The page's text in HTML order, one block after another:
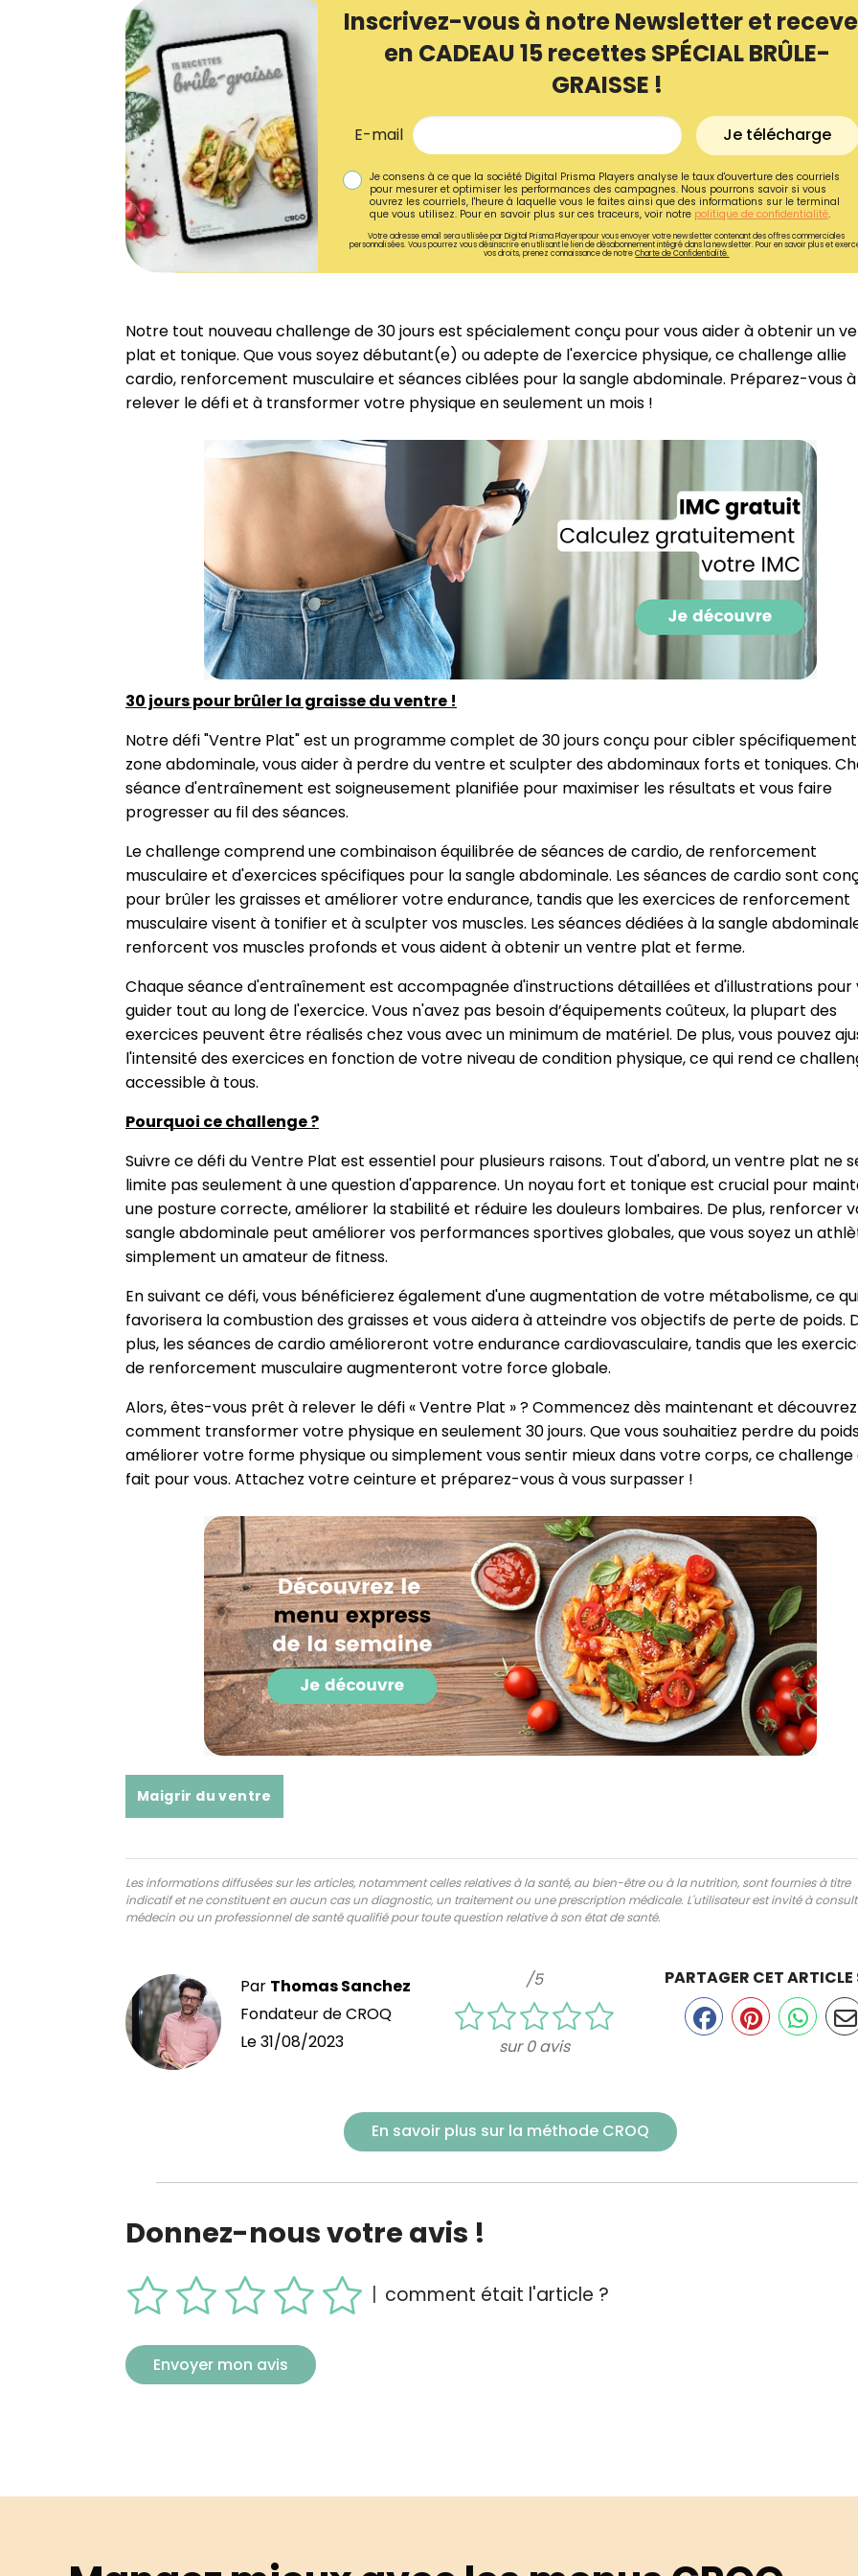
Inscrivez-vous à notre Newsletter et
en CADEAU 15 recettes SPÉCIAL BRÛLE-
GRAISSE !
E-mail Je télécharge
Je consens à ce que la société Digital Prisma Players analyse le taux d'ouverture des courriels
pour mesurer et optimiser les performances des campagnes. Nous pourrons savoir si vous
ouvrez les courriels, l'heure à laquelle vous le faites ainsi que des informations sur le terminal
que vous utilisez. Pour en savoir plus sur ces traceurs, voir notre politique de confidentialité.
Votre adresse email sera utilisée par Digital Prisma Playerspour vous envoyer votre newsletter contenant des offres commerciales
personnalisées. Vous pourrez vous désinscrire en utilisant le lien de désabonnement intégré dans la newsletter. Pour en savoir plus et
vos droits, prenez connaissance de notreCharte de Confidentialité.
Notre tout nouveau challenge de 30 jours est spécialement conçu pour vous aider à obtenir un
plat et tonique. Que vous soyez débutant(e) ou adepte de l'exercice physique, ce challenge allie
cardio, renforcement musculaire et séances ciblées pour la sangle abdominale. Préparez-vous à
relever le défi et à transformer votre physique en seulement un mois !
30 jours pour brûler la graisse du ventre !
Notre défi "Ventre Plat" est un programme complet de 30 jours conçu pour cibler
zone abdominale, vous aider à perdre du ventre et sculpter des abdominaux forts et toniques.
séance d'entraînement est soigneusement planifiée pour maximiser les résultats et vous faire
progresser au fil des séances.
Le challenge comprend une combinaison équilibrée de séances de cardio, de renforcement
musculaire et d'exercices spécifiques pour la sangle abdominale. Les séances de cardio sont
pour brûler les graisses et améliorer votre endurance, tandis que les exercices de renforcement
musculaire visent à tonifier et à sculpter vos muscles. Les séances dédiées à la sangle
renforcent vos muscles profonds et vous aident à obtenir un ventre plat et ferme.
Chaque séance d'entraînement est accompagnée d'instructions détaillées et d'illustrations pour
guider tout au long de l'exercice. Vous n'avez pas besoin d’équipements coûteux, la plupart des
exercices peuvent être réalisés chez vous avec un minimum de matériel. De plus, vous pouvez
l'intensité des exercices en fonction de votre niveau de condition physique, ce qui rend ce
accessible à tous.
Pourquoi ce challenge ?
Suivre ce défi du Ventre Plat est essentiel pour plusieurs raisons. Tout d'abord, un ventre plat ne
limite pas seulement à une question d'apparence. Un noyau fort et tonique est crucial pour
une posture correcte, améliorer la stabilité et réduire les douleurs lombaires. De plus, renforcer
sangle abdominale peut améliorer vos performances sportives globales, que vous soyez un
simplement un amateur de fitness.
En suivant ce défi, vous bénéficierez également d'une augmentation de votre métabolisme, ce
favorisera la combustion des graisses et vous aidera à atteindre vos objectifs de perte de poids.
plus, les séances de cardio amélioreront votre endurance cardiovasculaire, tandis que les
de renforcement musculaire augmenteront votre force globale.
Alors, êtes-vous prêt à relever le défi « Ventre Plat » ? Commencez dès maintenant et découvrez
comment transformer votre physique en seulement 30 jours. Que vous souhaitiez perdre du
améliorer votre forme physique ou simplement vous sentir mieux dans votre corps, ce challenge
fait pour vous. Attachez votre ceinture et préparez-vous à vous surpasser !
Maigrir du ventre
Les informations diffusées sur les articles, notamment celles relatives à la santé, au bien-être ou à la nutrition, sont fournies à titre
indicatif et ne constituent en aucun cas un diagnostic, un traitement ou une prescription médicale. L'utilisateur est invité à
médecin ou un professionnel de santé qualifié pour toute question relative à son état de santé.
Par Thomas Sanchez
Fondateur de CROQ
Le31/08/2023
/5
sur 0 avis
PARTAGER CET ARTICLE
En savoir plus sur la méthode CROQ
Donnez-nous votre avis !
comment était l'article ?
Envoyer mon avis
Recevez gratuitement
recettes inédites de
Ainsi que la newsletter
CROQ.
Prisma Players analyse le taux
des courriels pour mesurer et
performances des campagnes.
pourrons savoir si vous ouvrez les
l'heure à laquelle vous le faites ainsi
des informations sur le terminal que
Votre adresse email sera utilisée par Digital Prisma
envoyer votre newsletter contenant des offres
personnalisées. Vous pourrez vous désinscrire en
désabonnement intégré dans la newsletter. Pour en
exercer vos droits, prenez connaissance de notreCharte